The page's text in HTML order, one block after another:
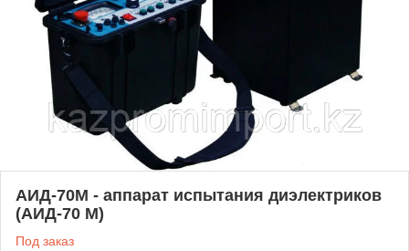
АИД-70М - аппарат испытания диэлектриков
(АИД-70 М)
Под заказ